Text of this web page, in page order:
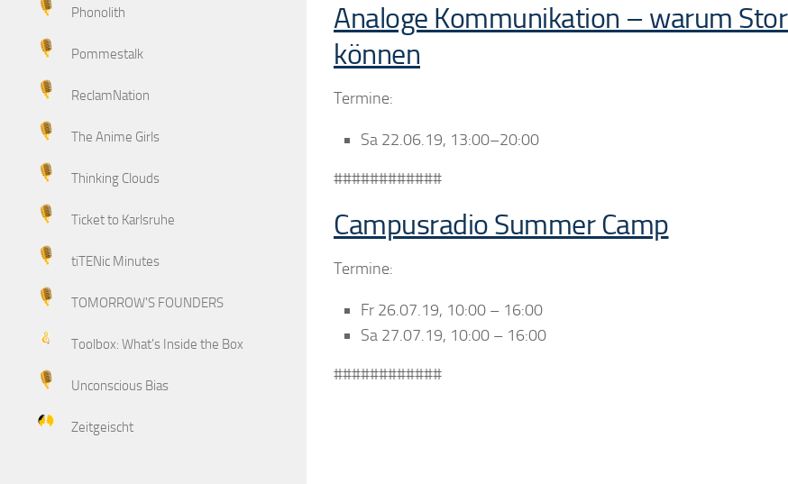
Analoge Kommunikation – warum
können
Termine:
Sa 22.06.19, 13:00–20:00
############
Campusradio Summer Camp
Termine:
Fr 26.07.19, 10:00 – 16:00
Sa 27.07.19, 10:00 – 16:00
############
Phonolith
Pommestalk
ReclamNation
The Anime Girls
Thinking Clouds
Ticket to Karlsruhe
tiTENic Minutes
TOMORROW'S FOUNDERS
Toolbox: What's Inside the Box
Unconscious Bias
Zeitgeischt